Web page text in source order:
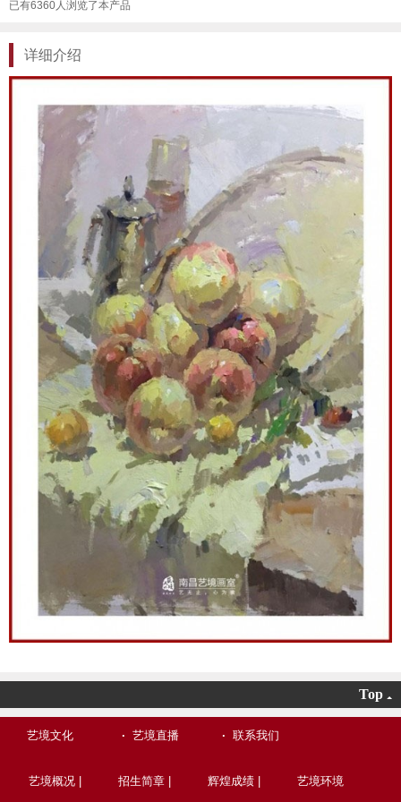
已有6360人浏览了本产品
详细介绍
Top
艺境文化 · 艺境直播 · 联系我们
艺境概况 | 招生简章 | 辉煌成绩 | 艺境环境